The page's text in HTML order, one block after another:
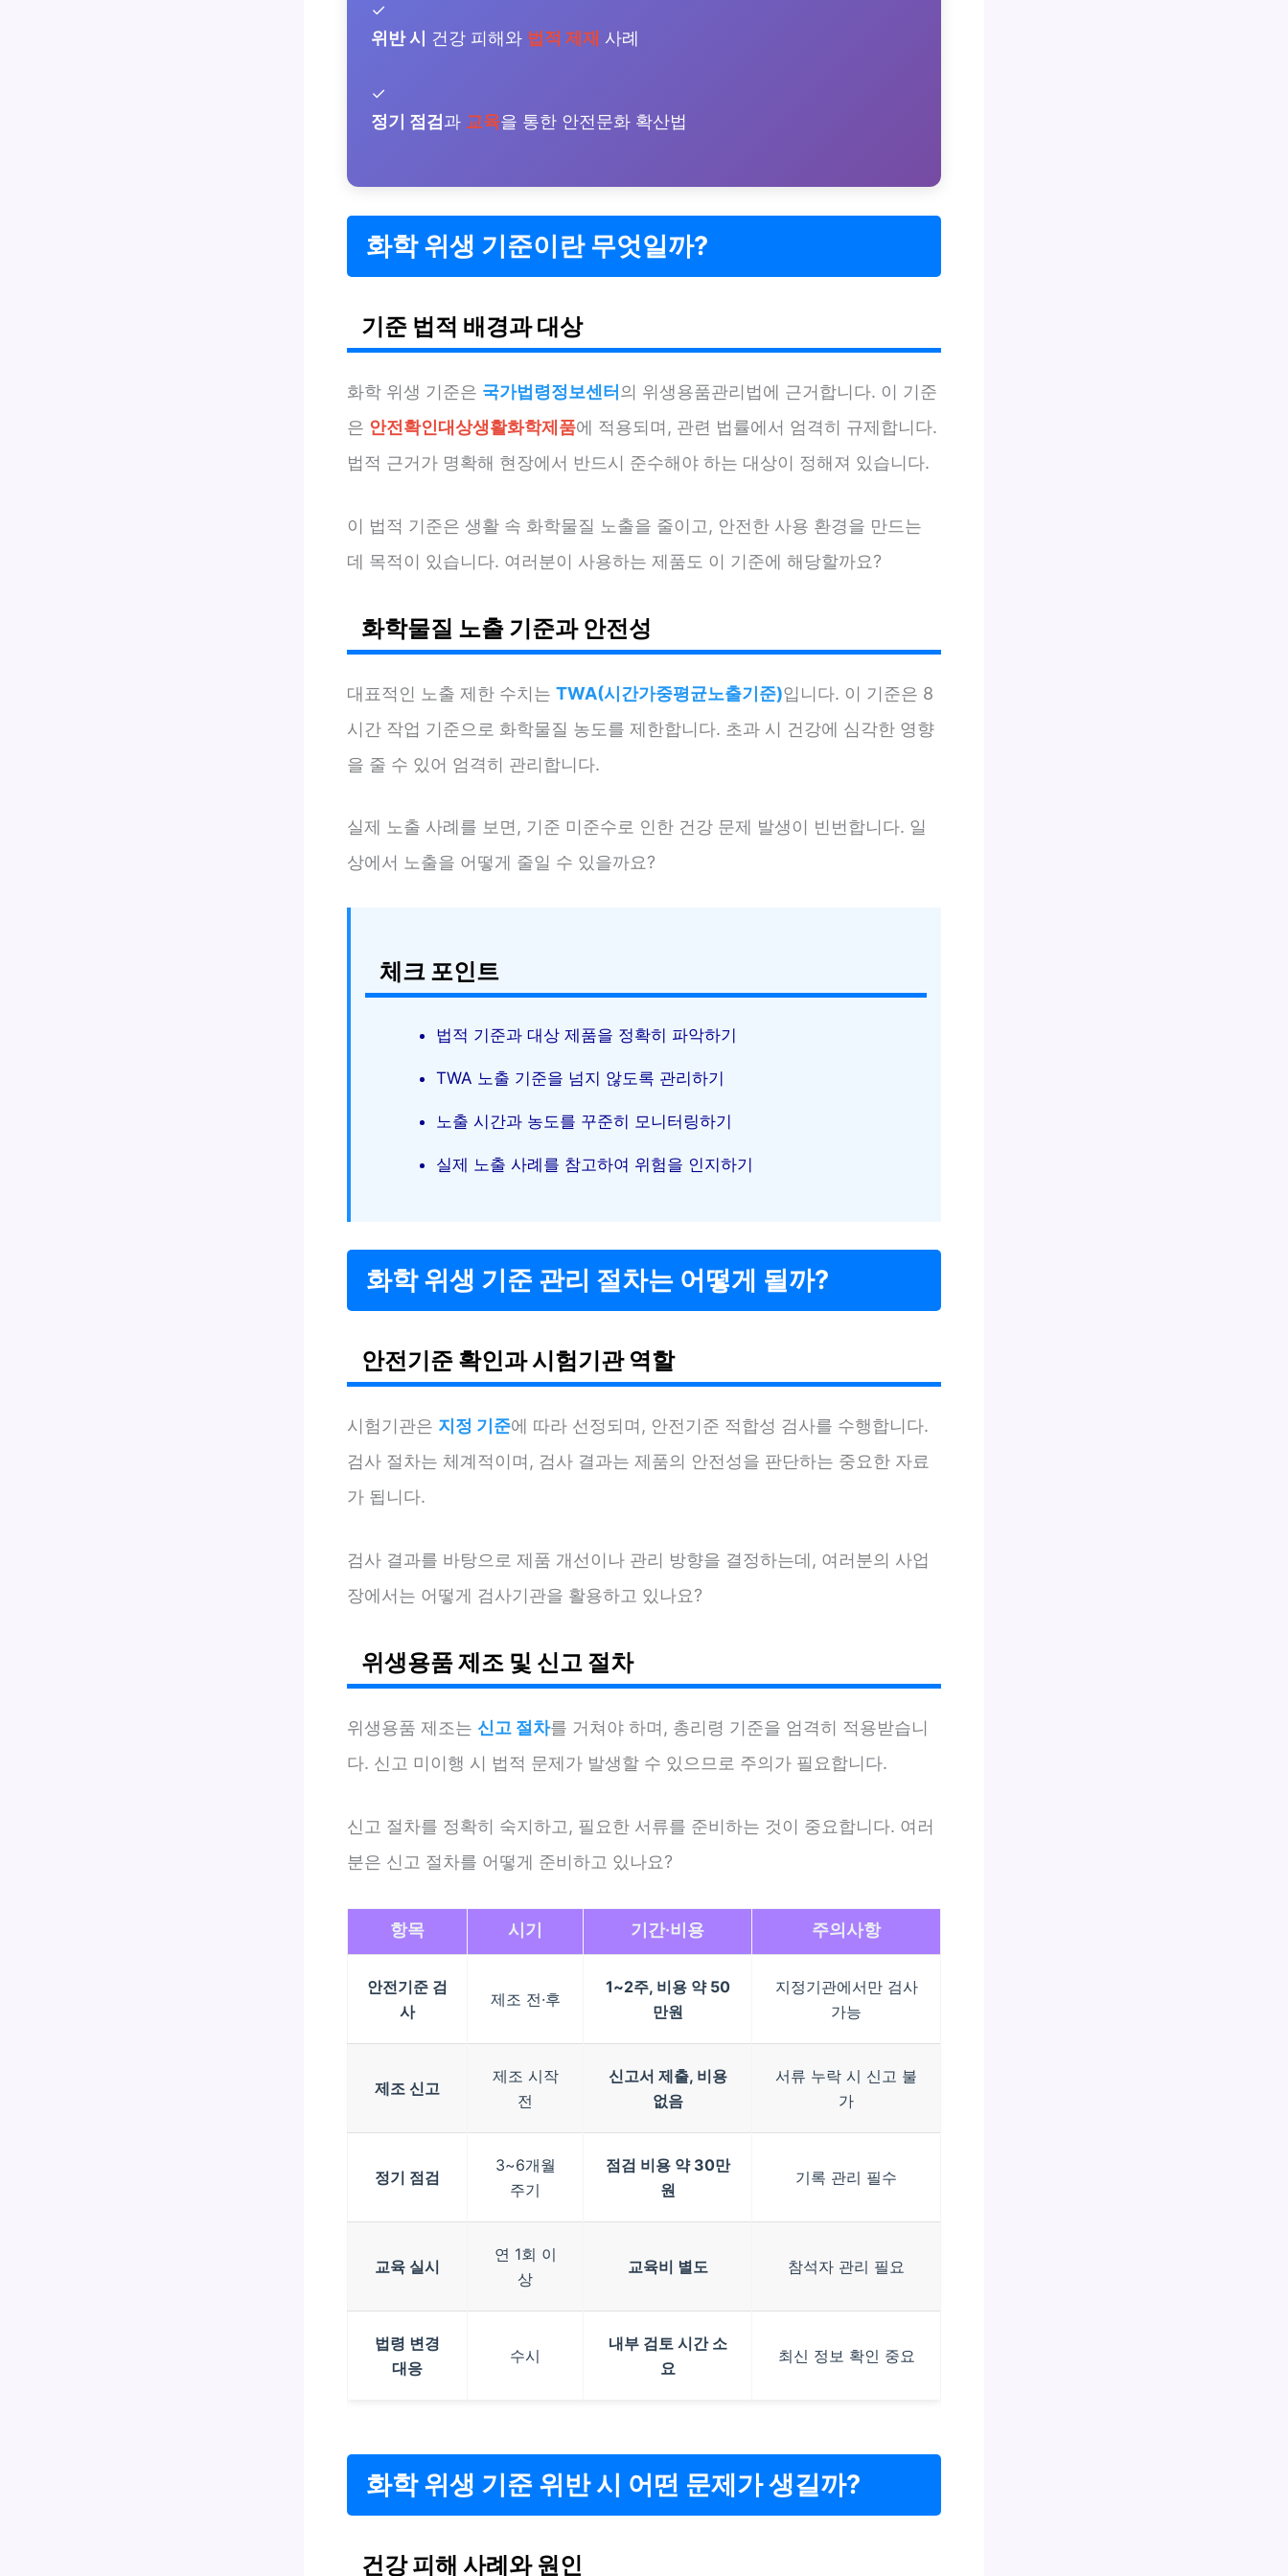
✓
위반 시
건강 피해와 법적 제재 사례
✓
정기 점검 과 교육을 통한 안전문화 확산법
화학 위생 기준이란 무엇일까?
기준 법적 배경과 대상
화학 위생 기준은 국가법령정보센터의 위생용품관리법에 근거합니다. 이 기준
은 안전확인대상생활화학제품에 적용되며, 관련 법률에서 엄격히 규제합니다.
법적 근거가 명확해 현장에서 반드시 준수해야 하는 대상이 정해져 있습니다.
이 법적 기준은 생활 속 화학물질 노출을 줄이고, 안전한 사용 환경을 만드는
데 목적이 있습니다. 여러분이 사용하는 제품도 이 기준에 해당할까요?
화학물질 노출 기준과 안전성
대표적인 노출 제한 수치는 TWA(시간가중평균노출기준)입니다. 이 기준은 8
시간 작업 기준으로 화학물질 농도를 제한합니다. 초과 시 건강에 심각한 영향
을 줄 수 있어 엄격히 관리합니다.
실제 노출 사례를 보면, 기준 미준수로 인한 건강 문제 발생이 빈번합니다. 일
상에서 노출을 어떻게 줄일 수 있을까요?
체크 포인트
법적 기준과 대상 제품을 정확히 파악하기
TWA 노출 기준을 넘지 않도록 관리하기
노출 시간과 농도를 꾸준히 모니터링하기
실제 노출 사례를 참고하여 위험을 인지하기
화학 위생 기준 관리 절차는 어떻게 될까?
안전기준 확인과 시험기관 역할
시험기관은 지정 기준에 따라 선정되며, 안전기준 적합성 검사를 수행합니다.
검사 절차는 체계적이며, 검사 결과는 제품의 안전성을 판단하는 중요한 자료
가 됩니다.
검사 결과를 바탕으로 제품 개선이나 관리 방향을 결정하는데, 여러분의 사업
장에서는 어떻게 검사기관을 활용하고 있나요?
위생용품 제조 및 신고 절차
위생용품 제조는 신고 절차를 거쳐야 하며, 총리령 기준을 엄격히 적용받습니
다. 신고 미이행 시 법적 문제가 발생할 수 있으므로 주의가 필요합니다.
신고 절차를 정확히 숙지하고, 필요한 서류를 준비하는 것이 중요합니다. 여러
분은 신고 절차를 어떻게 준비하고 있나요?
항목 시기 기간·비용 주의사항
안전기준 검
사
제조 전·후
1~2주, 비용 약 50
만원
지정기관에서만 검사
가능
제조 신고
제조 시작
전
신고서 제출, 비용
없음
서류 누락 시 신고 불
가
정기 점검
3~6개월
주기
점검 비용 약 30만
원
기록 관리 필수
교육 실시
연 1회 이
상
교육비 별도 참석자 관리 필요
법령 변경
대응
수시
내부 검토 시간 소
요
최신 정보 확인 중요
화학 위생 기준 위반 시 어떤 문제가 생길까?
건강 피해 사례와 원인